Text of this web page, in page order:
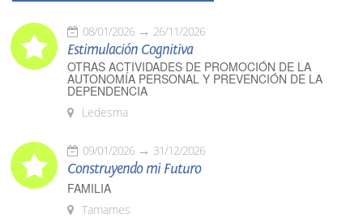
08/01/2026 26/11/2026
Estimulación Cognitiva
OTRAS ACTIVIDADES DE PROMOCIÓN DE LA
AUTONOMÍA PERSONAL Y PREVENCIÓN DE LA
DEPENDENCIA
Ledesma
09/01/2026 31/12/2026
Construyendo mi Futuro
FAMILIA
Tamames